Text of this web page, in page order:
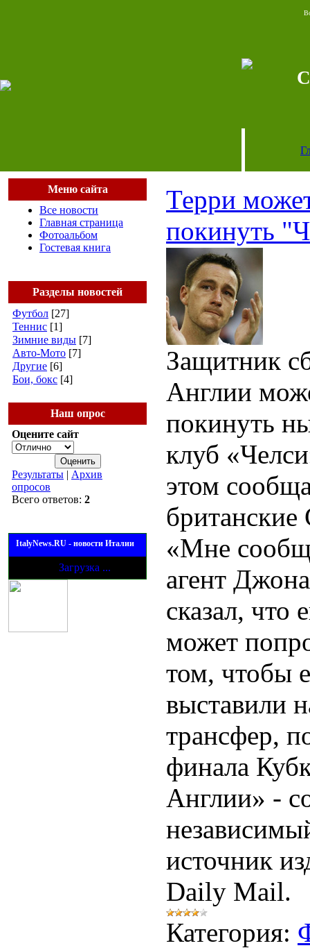
Меню сайта
Все новости
Главная страница
Фотоальбом
Гостевая книга
Разделы новостей
Футбол [27]
Теннис [1]
Зимние виды [7]
Авто-Мото [7]
Другие [6]
Бои, бокс [4]
Наш опрос
Оцените сайт
Результаты | Архив
опросов
Всего ответов: 2
ItalyNews.RU - новости Италии
Загрузка ...
Терри
покинуть
Защитник
Англии
покинуть
клуб
этом
«Мне
агент
сказал, что
может
том, чтобы
выставили
трансфер,
финала
Англии» -
источник
Daily Mail.
Категория: